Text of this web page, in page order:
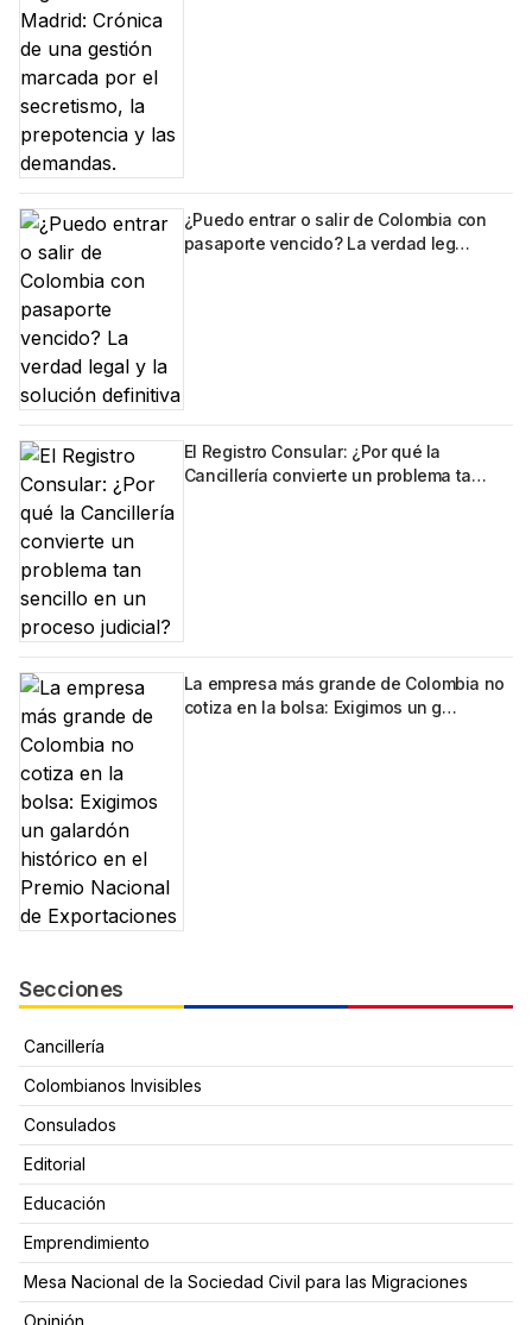
¿Puedo entrar o salir de Colombia con
pasaporte vencido? La verdad leg…
El Registro Consular: ¿Por qué la
Cancillería convierte un problema ta…
La empresa más grande de Colombia no
cotiza en la bolsa: Exigimos un g…
Secciones
Cancillería
Colombianos Invisibles
Consulados
Editorial
Educación
Emprendimiento
Mesa Nacional de la Sociedad Civil para las Migraciones
Opinión